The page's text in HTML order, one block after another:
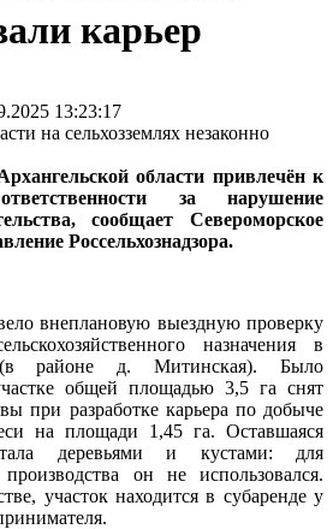
карьер
13:23:17
области привлечён к
за нарушение
сообщает Североморское
Россельхознадзора.
внеплановую выездную проверку
назначения в
(в районе д. Митинская). Было
общей площадью 3,5 га снят
при разработке карьера по добыче
на площади 1,45 га. Оставшаяся
деревьями и кустами: для
производства он не использовался.
участок находится в субаренде у